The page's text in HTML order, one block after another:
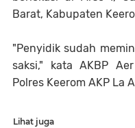
Barat, Kabupaten
"Penyidik sudah
saksi," kata AKBP
Polres Keerom AKP La
Lihat juga